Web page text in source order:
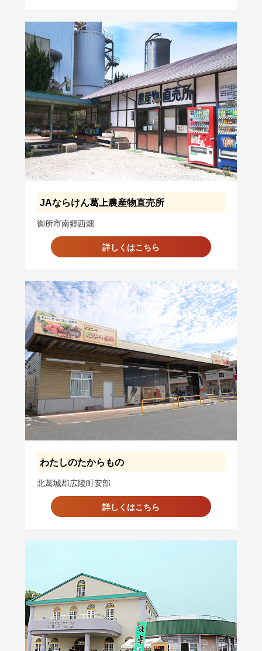
JAならけん葛上農産物直売所
御所市南郷西畑
詳しくはこちら
わたしのたからもの
北葛城郡広陵町安部
詳しくはこちら